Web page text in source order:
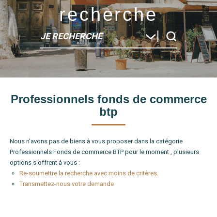
recherche
JE RECHERCHE
Type de bien
Localité
Professionnels fonds de commerce
btp
Nous n'avons pas de biens à vous proposer dans la catégorie
Professionnels Fonds de commerce BTP pour le moment , plusieurs
options s'offrent à vous :
Re-soumettre la recherche avec moins de critères.
Transmettez-nous votre demande